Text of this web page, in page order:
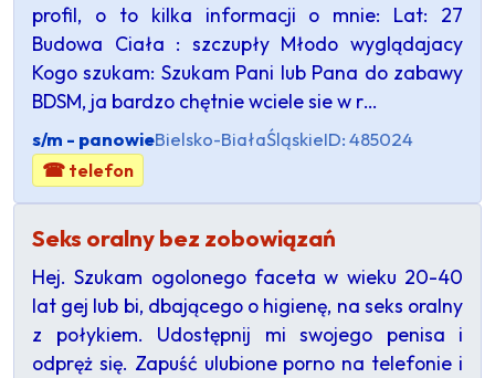
profil, o to kilka informacji o mnie: Lat: 27
Budowa Ciała : szczupły Młodo wyglądajacy
Kogo szukam: Szukam Pani lub Pana do zabawy
BDSM, ja bardzo chętnie wciele sie w r…
s/m - panowieBielsko-BiałaŚląskieID: 485024
☎ telefon
Seks oralny bez zobowiązań
Hej. Szukam ogolonego faceta w wieku 20-40
lat gej lub bi, dbającego o higienę, na seks oralny
z połykiem. Udostępnij mi swojego penisa i
odpręż się. Zapuść ulubione porno na telefonie i